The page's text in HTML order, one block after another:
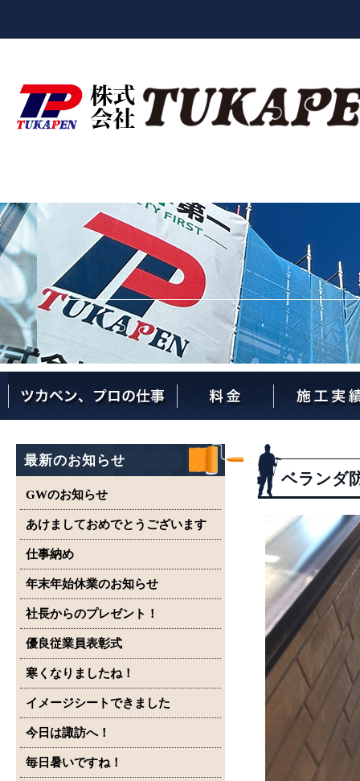
最新のお知らせ
GWのお知らせ
あけましておめでとうございます
仕事納め
年末年始休業のお知らせ
社長からのプレゼント！
優良従業員表彰式
寒くなりましたね！
イメージシートできました
今日は諏訪へ！
毎日暑いですね！
ベランダ